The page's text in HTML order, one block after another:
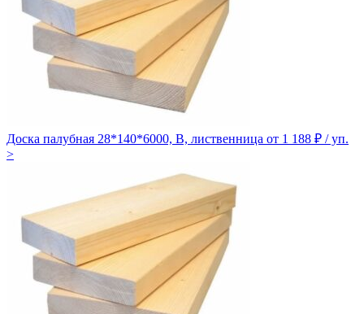
Доска палубная 28*140*6000, В, лиственница от 1 188 ₽ / уп.
>